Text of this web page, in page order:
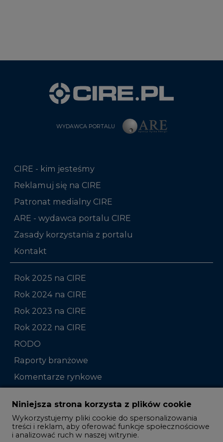
WYDAWCA PORTALU
CIRE - kim jesteśmy
Reklamuj się na CIRE
Patronat medialny CIRE
ARE - wydawca portalu CIRE
Zasady korzystania z portalu
Kontakt
Rok 2025 na CIRE
Rok 2024 na CIRE
Rok 2023 na CIRE
Rok 2022 na CIRE
RODO
Raporty branżowe
Komentarze rynkowe
Zmiany kadrowe na rynku
Studio CIRE
Rozmowy o energetyce
Niniejsza strona korzysta z plików cookie
Wykorzystujemy pliki cookie do spersonalizowania
treści i reklam, aby oferować funkcje społecznościowe
i analizować ruch w naszej witrynie.